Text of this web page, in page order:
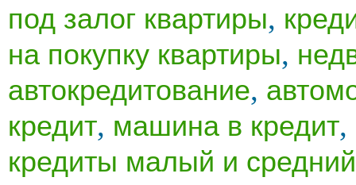
под залог квартиры,
на покупку квартиры,
автокредитование,
кредит, машина в кредит,
кредиты малый и